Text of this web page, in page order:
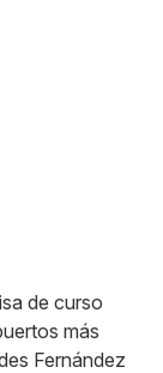
de curso
más
Fernández